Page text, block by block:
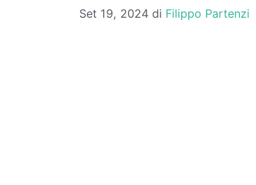
Set 19, 2024 di Filippo Partenzi